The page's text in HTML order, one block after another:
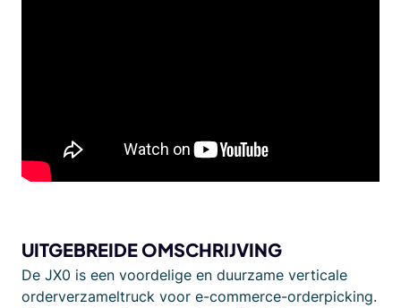
UITGEBREIDE OMSCHRIJVING
De JX0 is een voordelige en duurzame verticale
orderverzameltruck voor e-commerce-orderpicking.